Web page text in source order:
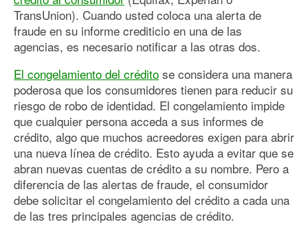
TransUnion). Cuando usted coloca una alerta de
fraude en su informe crediticio en una de las
agencias, es necesario notificar a las otras dos.
El congelamiento del crédito se considera una manera
poderosa que los consumidores tienen para reducir su
riesgo de robo de identidad. El congelamiento impide
que cualquier persona acceda a sus informes de
crédito, algo que muchos acreedores exigen para abrir
una nueva línea de crédito. Esto ayuda a evitar que se
abran nuevas cuentas de crédito a su nombre. Pero a
diferencia de las alertas de fraude, el consumidor
debe solicitar el congelamiento del crédito a cada una
de las tres principales agencias de crédito.